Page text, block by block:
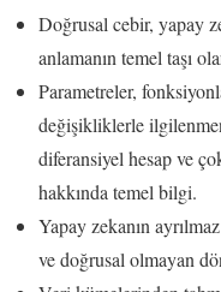
Doğrusal cebir, yapay
anlamanın temel taşı
Parametreler,
değişikliklerle
diferansiyel hesap ve
hakkında temel bilgi.
Yapay zekanın
ve doğrusal olmayan